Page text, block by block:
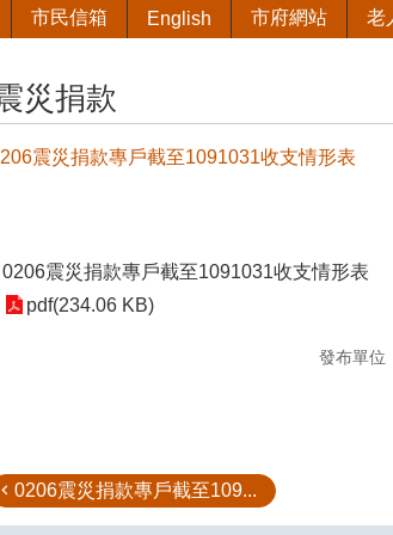
市民信箱 English 市府網站 老
災捐款
震災捐款專戶截至1091031收支情形表
0206震災捐款專戶截至1091031收支情形表
pdf(234.06 KB)
發布單位
0206震災捐款專戶截至109...